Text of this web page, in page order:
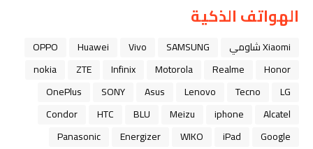
الهواتف الذكية
Xiaomi شاومي SAMSUNG
Vivo
Huawei
OPPO
Honor
Realme
Motorola
Infinix
ZTE
nokia
LG
Tecno
Lenovo
Asus
SONY
OnePlus
Alcatel
iphone
Meizu
BLU
HTC
Condor
Google
iPad
WIKO
Energizer
Panasonic